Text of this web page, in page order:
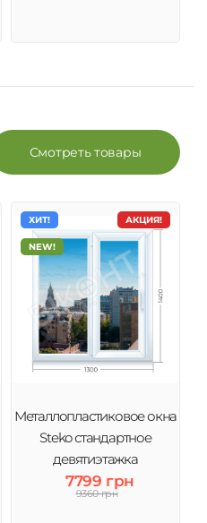
Смотреть товары
АКЦИЯ!
ХИТ!
NEW!
Металлопластиковое окна
Steko стандартное
девятиэтажка
7799 грн
9360 грн